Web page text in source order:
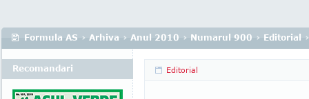
Formula AS › Arhiva › Anul 2010 › Numarul 900 › Editorial
Editorial
Recomandari